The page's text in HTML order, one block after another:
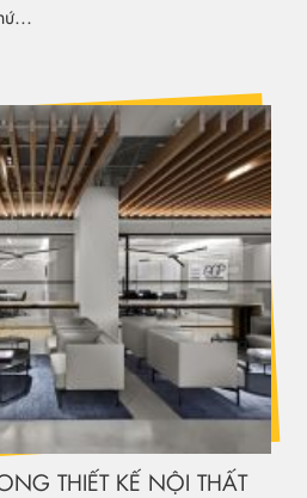
THIẾT KẾ NỘI THẤT